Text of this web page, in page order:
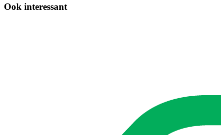
Ook interessant